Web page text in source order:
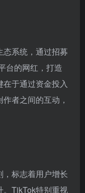
系统，通过招募
台的网红，打造
于通过资金投入
者之间的互动，
标志着用户增长
。TikTok特别重视